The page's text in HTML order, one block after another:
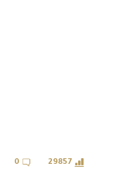
29857
0